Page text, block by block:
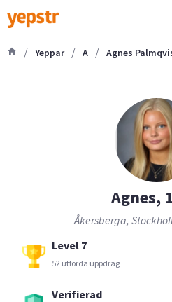
/ Yeppar / A / Agnes
Agnes,
Åkersberga,
Level 7
52 utförda uppdrag
Verifierad